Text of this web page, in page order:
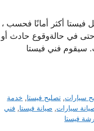
فيستا أكثر أمانًا فحسب ،
في حالةوقوع حادث أو
سيقوم فني فيستا
سيارات,تصليح فيستا, خدمة
سيارات, صيانة فيستا, فني
فيستا